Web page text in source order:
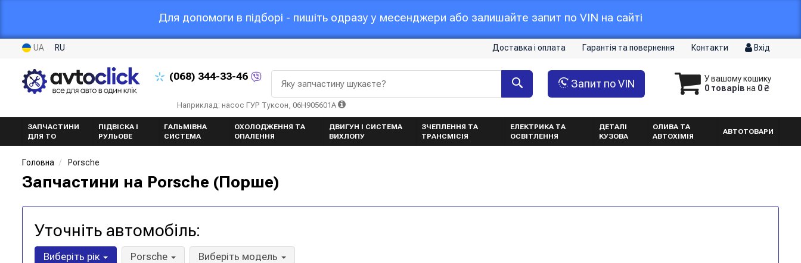
Для допомоги в підборі - пишіть одразу у месенджери або залишайте запит по VIN на сайті
UA RU Доставка і оплата Гарантія та повернення Контакти Вхід
(068) 344-33-46
У вашому кошику
0 товарів на 0 ₴
Запит по VIN
Яку запчастину шукаєте?
Наприклад: насос ГУР Туксон, 06H905601A
ЗАПЧАСТИНИ
ДЛЯ ТО
ПІДВІСКА І
РУЛЬОВЕ
ГАЛЬМІВНА
СИСТЕМА
ОХОЛОДЖЕННЯ ТА
ОПАЛЕННЯ
ДВИГУН І СИСТЕМА
ВИХЛОПУ
ЗЧЕПЛЕННЯ ТА
ТРАНСМІСІЯ
ЕЛЕКТРИКА ТА
ОСВІТЛЕННЯ
ДЕТАЛІ
КУЗОВА
ОЛИВА ТА
АВТОХІМІЯ
АВТОТОВАРИ
Головна Porsche
Запчастини на Porsche (Порше)
Уточніть автомобіль:
Виберіть рік Porsche Виберіть модель